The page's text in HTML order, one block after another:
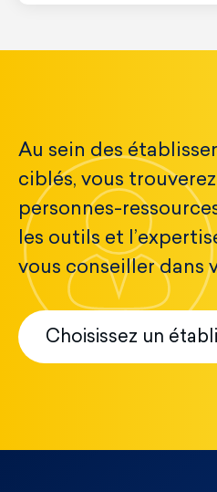
Au sein des
ciblés, vous
personnes-
les outils et
vous conseiller dans
Choisissez un